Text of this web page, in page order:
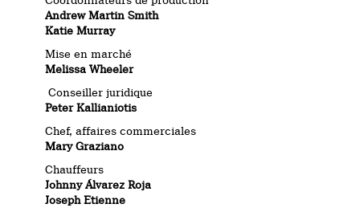
Andrew Martin Smith
Katie Murray
Mise en marché
Melissa Wheeler
Conseiller juridique
Peter Kallianiotis
Chef, affaires commerciales
Mary Graziano
Chauffeurs
Johnny Álvarez Roja
Joseph Etienne